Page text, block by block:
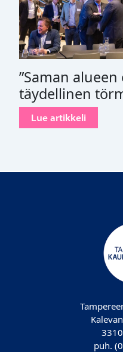
”Saman
täydellinen
Lue artikkeli
puh.